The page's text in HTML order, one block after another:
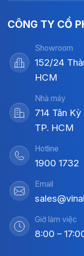
CÔNG TY CỔ
Showroom
152/24
HCM
Nhà máy
714 Tân
TP. HCM
Hotline
1900 1732
Email
Giờ làm việc
8:00 –